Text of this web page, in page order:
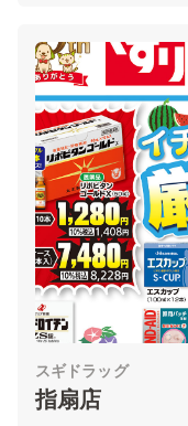
スギドラッグ
指扇店